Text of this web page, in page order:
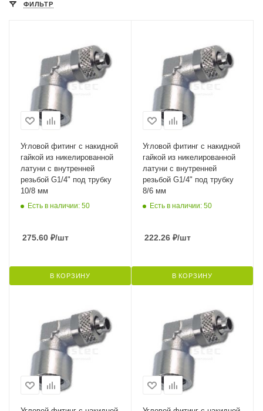
ФИЛЬТР
Угловой фитинг с накидной
гайкой из никелированной
латуни с внутренней
резьбой G1/4" под трубку
10/8 мм
Есть в наличии: 50
275.60 ₽/шт
В КОРЗИНУ
Угловой фитинг с накидной
гайкой из никелированной
латуни с внутренней
резьбой G1/4" под трубку
8/6 мм
Есть в наличии: 50
222.26 ₽/шт
В КОРЗИНУ